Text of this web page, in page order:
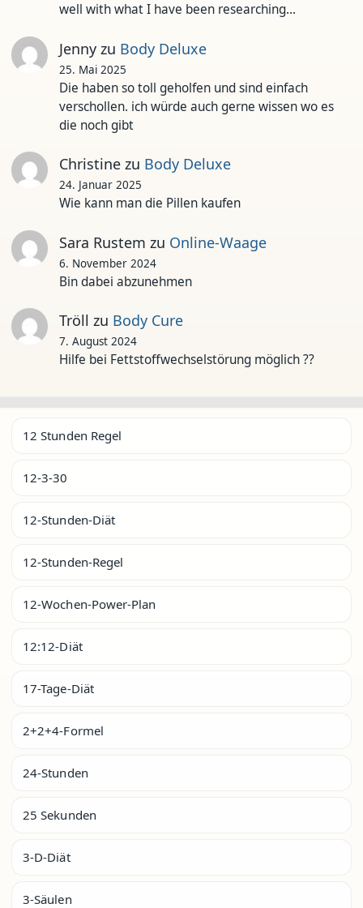
well with what I have been researching…
Jennyzu Body Deluxe
25. Mai 2025
Die haben so toll geholfen und sind einfach
verschollen. ich würde auch gerne wissen wo es
die noch gibt
Christinezu Body Deluxe
24. Januar 2025
Wie kann man die Pillen kaufen
Sara Rustem zu Online-Waage
6. November 2024
Bin dabei abzunehmen
Tröll zu Body Cure
7. August 2024
Hilfe bei Fettstoffwechselstörung möglich ??
12 Stunden Regel
12-3-30
12-Stunden-Diät
12-Stunden-Regel
12-Wochen-Power-Plan
12:12-Diät
17-Tage-Diät
2+2+4-Formel
24-Stunden
25 Sekunden
3-D-Diät
3-Säulen